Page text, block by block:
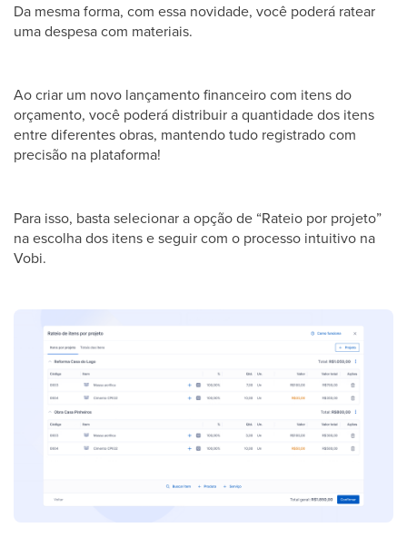
Da mesma forma, com essa novidade, você poderá ratear
uma despesa com materiais.
Ao criar um novo lançamento financeiro com itens do
orçamento, você poderá distribuir a quantidade dos itens
entre diferentes obras, mantendo tudo registrado com
precisão na plataforma!
Para isso, basta selecionar a opção de “Rateio por projeto”
na escolha dos itens e seguir com o processo intuitivo na
Vobi.